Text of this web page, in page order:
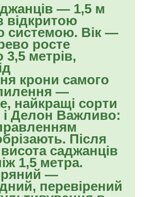
— 1,5 м
відкритою
системою. Вік —
росте
метрів,
крони самого
—
найкращі сорти
і Делон Важливо:
Після
саджанців
1,5 метра.
—
перевірений